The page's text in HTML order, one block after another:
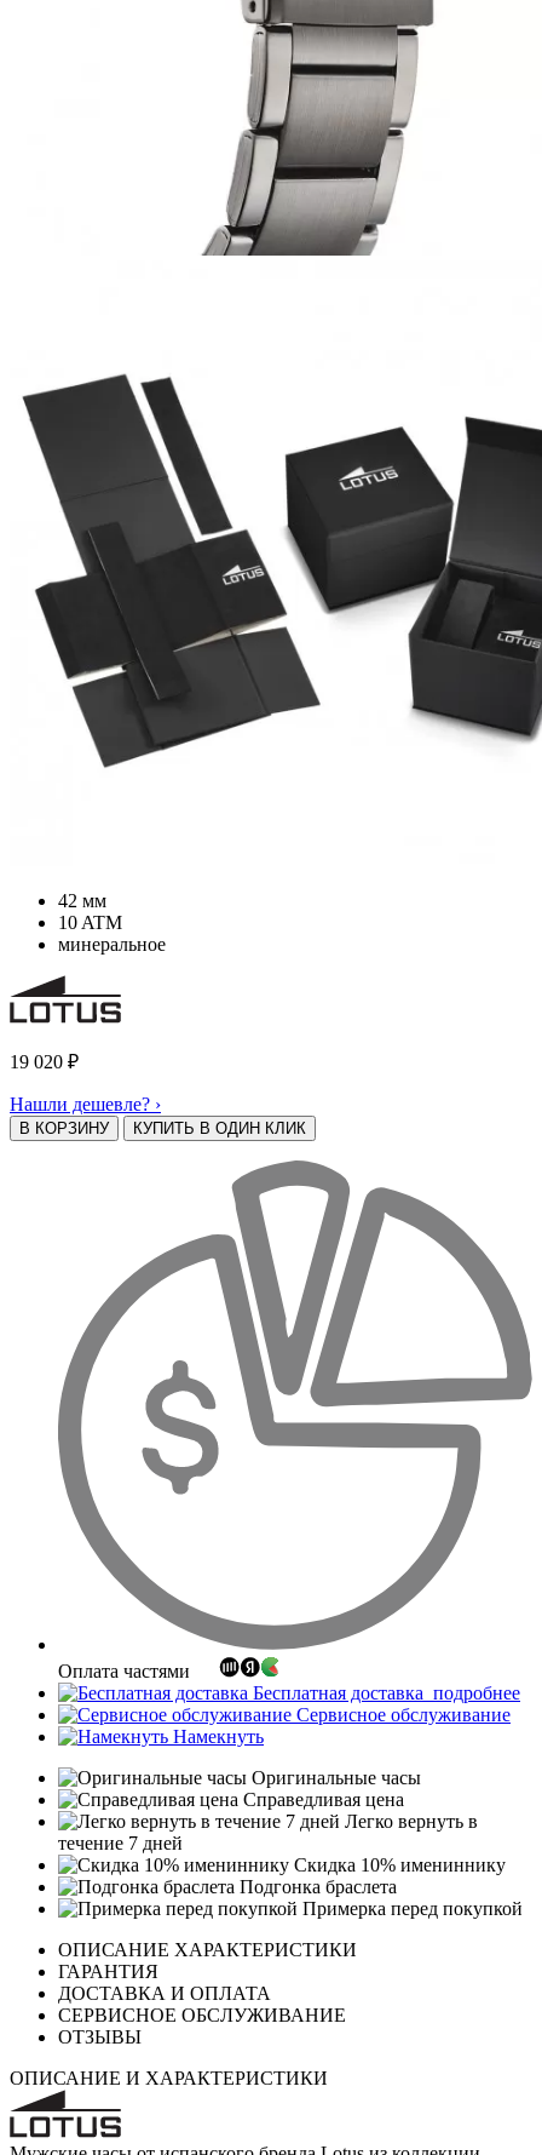
42 мм
10 ATM
минеральное
19 020 ₽
Нашли дешевле? ›
В КОРЗИНУ КУПИТЬ В ОДИН КЛИК
Оплата частями
Бесплатная доставка подробнее
Сервисное обслуживание
Намекнуть
Оригинальные часы
Справедливая цена
Легко вернуть в
течение 7 дней
Скидка 10% имениннику
Подгонка браслета
Примерка перед покупкой
ОПИСАНИЕ ХАРАКТЕРИСТИКИ
ГАРАНТИЯ
ДОСТАВКА И ОПЛАТА
СЕРВИСНОЕ ОБСЛУЖИВАНИЕ
ОТЗЫВЫ
ОПИСАНИЕ И ХАРАКТЕРИСТИКИ